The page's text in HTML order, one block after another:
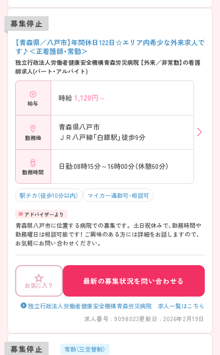
募集停止
【青森県／八戸市】年間休日122日☆エリア内希少な外来求人で
す♪＜正看護師・常勤＞
独立行政法人労働者健康安全機構青森労災病院 【外来／非常勤】の看護
師求人(パート・アルバイト)
給与
時給 1,120円～
勤務地
青森県八戸市
ＪＲ八戸線「白銀駅」徒歩9分
勤務時間
日勤:08時15分～16時00分（休憩60分）
駅チカ（徒歩10分以内） マイカー通勤可・相談可
青森県八戸市に位置する病院での募集です。 土日祝休みで、勤務時間や
勤務曜日は相談可能です！ ご興味のある方には詳細をお話しますので、
お気軽にお問い合わせください。
お気に入り 最新の募集状況を問い合わせる
独立行政法人労働者健康安全機構青森労災病院 求人一覧はこちら
求人番号 : 9098023更新日 : 2026年2月19日
募集停止 常勤（三交替制）